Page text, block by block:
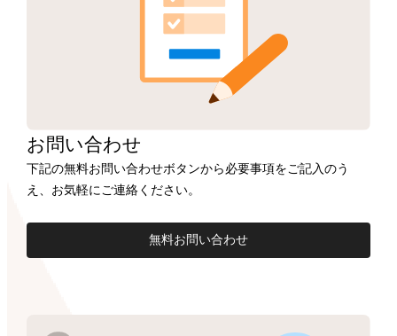
お問い合わせ
下記の無料お問い合わせボタンから必要事項をご記入のう
え、お気軽にご連絡ください。
無料お問い合わせ